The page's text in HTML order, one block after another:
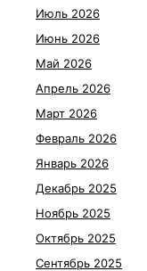
Июль 2026
Июнь 2026
Май 2026
Апрель 2026
Март 2026
Февраль 2026
Январь 2026
Декабрь 2025
Ноябрь 2025
Октябрь 2025
Сентябрь 2025